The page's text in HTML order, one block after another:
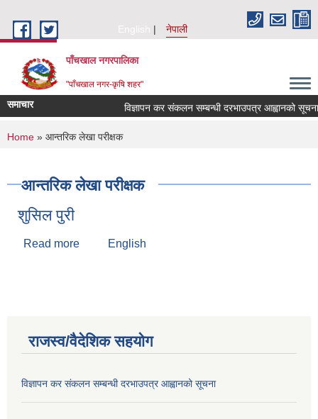
English
नेपाली
पाँचखाल नगरपालिका
"पाँचखाल नगर-कृषि शहर"
समाचार विज्ञापन कर संकलन सम्बन्धी दरभाउपत्र आह्वानको सूचना
You are here
Home » आन्तरिक लेखा परीक्षक
आन्तरिक लेखा परीक्षक
शुसिल पुरी
Read more about शुसिल पुरी
English
राजस्व/वैदेशिक सहयोग
विज्ञापन कर संकलन सम्बन्धी दरभाउपत्र आह्वानको सूचना